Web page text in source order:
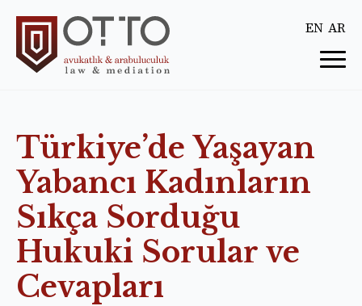
EN AR
Türkiye’de Yaşayan
Yabancı Kadınların
Sıkça Sorduğu
Hukuki Sorular ve
Cevapları